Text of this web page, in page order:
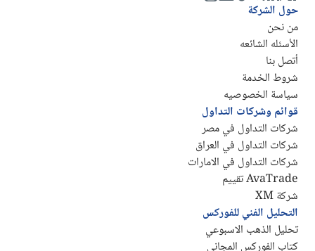
حول الشركة
من نحن
الأسئله الشائعه
أتصل بنا
شروط الخدمة
سياسة الخصوصيه
قوائم وشركات التداول
شركات التداول في مصر
شركات التداول في العراق
شركات التداول في الامارات
AvaTrade تقييم
شركة XM
التحليل الفني للفوركس
تحليل الذهب الاسبوعي
كتاب الفوركس المجاني